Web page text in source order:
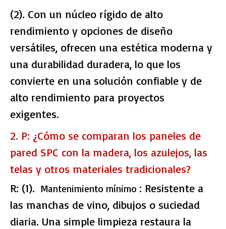
(2). Con un núcleo rígido de alto
rendimiento y opciones de diseño
versátiles, ofrecen una estética moderna y
una durabilidad duradera, lo que los
convierte en una solución confiable y de
alto rendimiento para proyectos
exigentes.
2. P: ¿Cómo se comparan los paneles de
pared SPC con la madera, los azulejos, las
telas y otros materiales tradicionales?
R: (1). Mantenimiento mínimo : Resistente a
las manchas de vino, dibujos o suciedad
diaria. Una simple limpieza restaura la